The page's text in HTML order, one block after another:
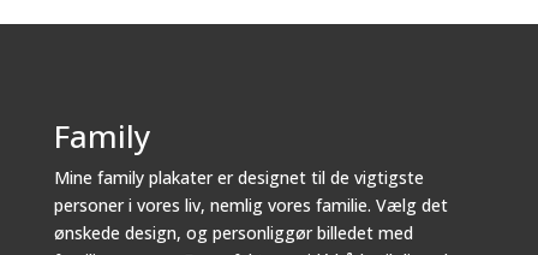
Family
Mine family plakater er designet til de vigtigste
personer i vores liv, nemlig vores familie. Vælg det
ønskede design, og personliggør billedet med